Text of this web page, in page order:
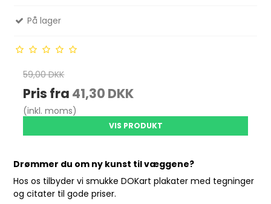
På lager
59,00 DKK
Pris fra 41,30 DKK
(inkl. moms)
VIS PRODUKT
Drømmer du om ny kunst til væggene?
Hos os tilbyder vi smukke DOKart plakater med tegninger
og citater til gode priser.